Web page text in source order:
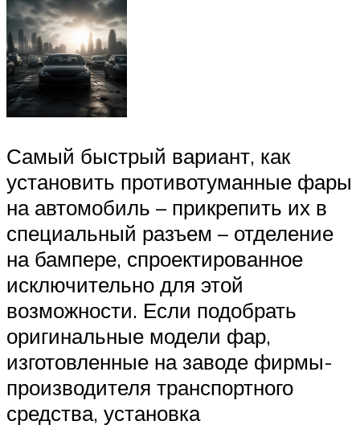
Самый быстрый вариант, как
установить противотуманные фары
на автомобиль – прикрепить их в
специальный разъем – отделение
на бампере, спроектированное
исключительно для этой
возможности. Если подобрать
оригинальные модели фар,
изготовленные на заводе фирмы-
производителя транспортного
средства, установка